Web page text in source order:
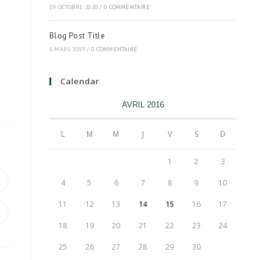
19 OCTOBRE 2020 / 0 COMMENTAIRE
Blog Post Title
6 MARS 2019 / 0 COMMENTAIRE
Calendar
AVRIL 2016
L M M J V S D
1 2 3
4 5 6 7 8 9 10
11 12 13 14 15 16 17
18 19 20 21 22 23 24
25 26 27 28 29 30